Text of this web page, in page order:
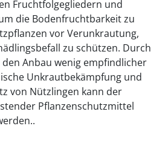
Fruchtfolgegliedern und
die Bodenfruchtbarkeit zu
vor Verunkrautung,
zu schützen. Durch
Anbau wenig empfindlicher
Unkrautbekämpfung und
von Nützlingen kann der
Pflanzenschutzmittel